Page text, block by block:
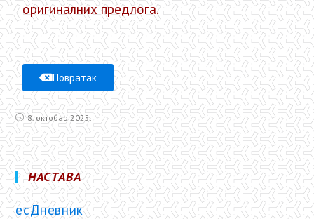
оригиналних предлога.
Повратак
8. октобар 2025.
НАСТАВА
есДневник